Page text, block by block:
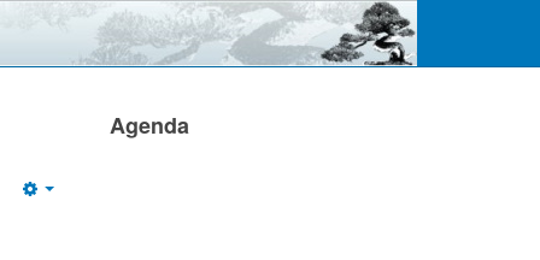
Agenda